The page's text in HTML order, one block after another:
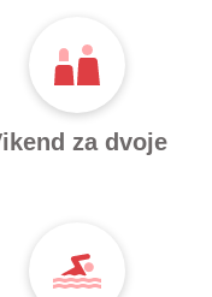
za dvoje